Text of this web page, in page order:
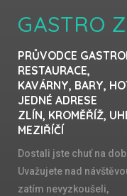
GASTRO
PRŮVODCE
RESTAURACE,
KAVÁRNY, BARY,
JEDNÉ ADRESE
ZLÍN, KROMĚŘÍŽ,
MEZIŘÍČÍ
Dostali jste chuť na
Uvažujete nad
zatím nevyzkoušeli,